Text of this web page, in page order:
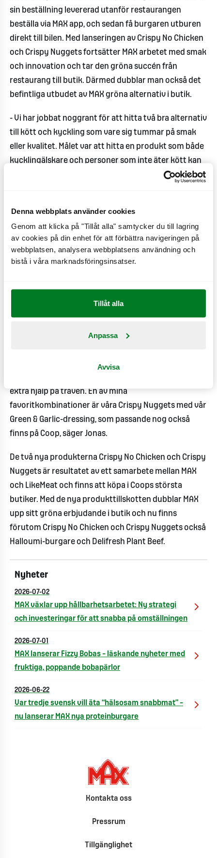
Denna webbplats använder cookies
Genom att klicka på "Tillåt alla" samtycker du till lagring
av cookies på din enhet för att förbättra navigeringen på
webbplatsen, analysera webbplatsens användning och
bistå i våra marknadsföringsinsatser.
Tillåt alla
Anpassa
Avvisa
sin beställning levererad utanför restaurangen
beställa via MAX app, och sedan få burgaren utburen
direkt till bilen. Med lanseringen av Crispy No Chicken
och Crispy Nuggets fortsätter MAX arbetet med smak
och innovation och tar den gröna succén från
restaurang till butik. Därmed dubblar man också det
befintliga utbudet av MAX gröna alternativ i butik.
- Vi har jobbat noggrant för att hitta två bra alternativ
till kött och kyckling som vare sig tummar på smak
eller kvalitet. Målet var att hitta en produkt som både
kycklingälskare och personer som inte äter kött kan
njuta av och jag tycker vi hittat rätt med Crispy No
De två nya produkterna är lätta att tillaga och passar
lika bra till en grön familjemiddag som ett lättare mål
för den som är sugen på något gott. Jonas
- God smak ska inte vara något som är begränsat till
vet att det varken behöver vara svårt eller krångligt
extra hjälp på traven. En av mina
favoritkombinationer är våra Crispy Nuggets med vår
Green & Garlic-dressing, som passande nog också
finns på Coop, säger Jonas.
De två nya produkterna Crispy No Chicken och Crispy
Nuggets är resultatet av ett samarbete mellan MAX
och LikeMeat och finns att köpa i Coops största
butiker. Med de nya produkttillskotten dubblar MAX
upp sitt gröna erbjudande i butik och nu finns
förutom Crispy No Chicken och Crispy Nuggets också
Halloumi-burgare och Delifresh Plant Beef.
Nyheter
2026-07-02
MAX växlar upp hållbarhetsarbetet: Ny strategi
och investeringar för att snabba på omställningen
2026-07-01
MAX lanserar Fizzy Bobas – läskande nyheter med
fruktiga, poppande bobapärlor
2026-06-22
Var tredje svensk vill äta “hälsosam snabbmat” –
nu lanserar MAX nya proteinburgare
Kontakta oss
Pressrum
Tillgänglighet